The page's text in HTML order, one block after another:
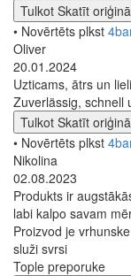
Tulkot Skatīt
• Novērtēts plkst
Oliver
20.01.2024
Uzticams, ātrs un
Zuverlässig, schnell
Tulkot Skatīt
• Novērtēts plkst
Nikolina
02.08.2023
Produkts ir
labi kalpo savam
Proizvod je
služi svrsi
Tople preporuke